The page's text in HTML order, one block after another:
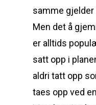
samme
Men det å
er alltids
satt opp i
aldri tatt opp
taes opp ved